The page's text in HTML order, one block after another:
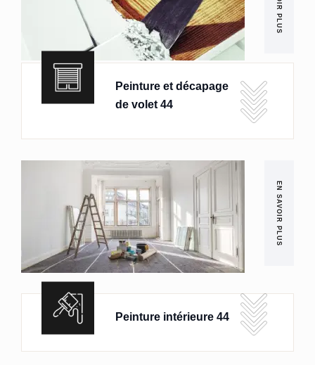
Peinture et décapage
de volet 44
EN SAVOIR PLUS
Peinture intérieure 44